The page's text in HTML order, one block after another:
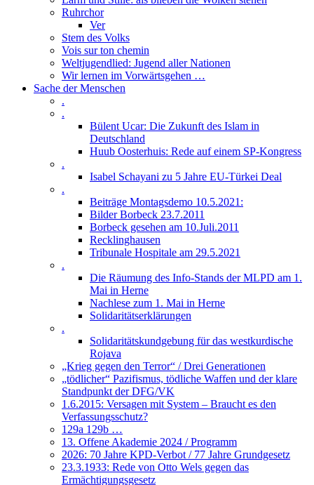
Ruhrchor
Ver
Stem des Volks
Vois sur ton chemin
Weltjugendlied: Jugend aller Nationen
Wir lernen im Vorwärtsgehen …
Sache der Menschen
.
.
Bülent Ucar: Die Zukunft des Islam in
Deutschland
Huub Oosterhuis: Rede auf einem SP-Kongress
.
Isabel Schayani zu 5 Jahre EU-Türkei Deal
.
Beiträge Montagsdemo 10.5.2021:
Bilder Borbeck 23.7.2011
Borbeck gesehen am 10.Juli.2011
Recklinghausen
Tribunale Hospitale am 29.5.2021
.
Die Räumung des Info-Stands der MLPD am 1.
Mai in Herne
Nachlese zum 1. Mai in Herne
Solidaritätserklärungen
.
Solidaritätskundgebung für das westkurdische
Rojava
„Krieg gegen den Terror“ / Drei Generationen
„tödlicher“ Pazifismus, tödliche Waffen und der klare
Standpunkt der DFG/VK
1.6.2015: Versagen mit System – Braucht es den
Verfassungsschutz?
129a 129b …
13. Offene Akademie 2024 / Programm
2026: 70 Jahre KPD-Verbot / 77 Jahre Grundgesetz
23.3.1933: Rede von Otto Wels gegen das
Ermächtigungsgesetz